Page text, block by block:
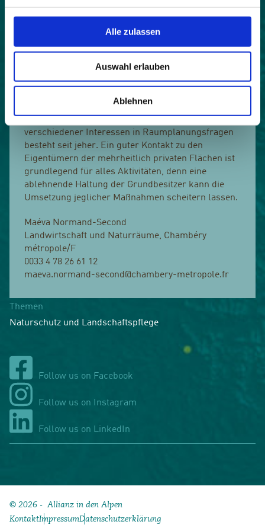
Alle zulassen
Auswahl erlauben
Ablehnen
Zonierungspläne aufzunehmen und ein
entsprechendes Reglement für die Bewirtschaftung
der Flächen festzulegen.
Bitte aufpassen! Hier können Schwierigkeiten
einen Mehrwert für die wirtschaftliche Entwicklung
verschiedener Interessen in Raumplanungsfragen
besteht seit jeher. Ein guter Kontakt zu den
Eigentümern der mehrheitlich privaten Flächen ist
grundlegend für alles Aktivitäten, denn eine
ablehnende Haltung der Grundbesitzer kann die
Umsetzung jeglicher Maßnahmen scheitern lassen.
Maéva Normand-Second
Landwirtschaft und Naturräume, Chambéry
métropole/F
0033 4 78 26 61 12
maeva.normand-second@chambery-metropole.fr
Themen
Naturschutz und Landschaftspflege
Follow us on Facebook
Follow us on Instagram
Follow us on LinkedIn
© 2026 - Allianz in den Alpen
KontaktImpressumDatenschutzerklärung